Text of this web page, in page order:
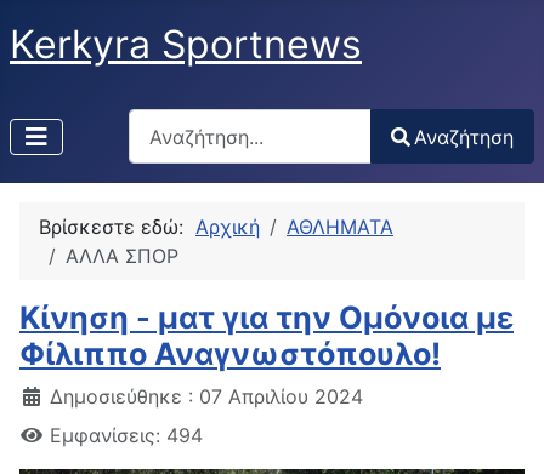
Kerkyra Sportnews
Αναζήτηση
Type 2 or more characters for results.
Αναζήτηση
Βρίσκεστε εδώ: Αρχική
ΑΘΛΗΜΑΤΑ
ΑΛΛΑ ΣΠΟΡ
Κίνηση - ματ για την Ομόνοια με
Φίλιππο Αναγνωστόπουλο!
Δημοσιεύθηκε : 07 Απριλίου 2024
Εμφανίσεις: 494